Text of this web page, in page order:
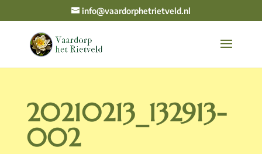
info@vaardorphetrietveld.nl
20210213_132913-
002